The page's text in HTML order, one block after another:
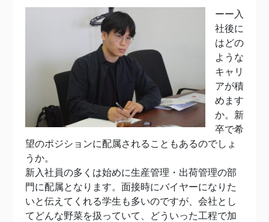
ーー入
社後に
はどの
ような
キャリ
アが積
めます
か。新
卒で希
望のポジションに配属されることもあるのでしょ
うか。
新入社員の多くは始めに生産管理・出荷管理の部
門に配属となります。面接時にバイヤーになりた
いと伝えてくれる学生も多いのですが、会社とし
てどんな野菜を扱っていて、どういった工程で加